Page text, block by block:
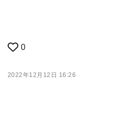
0
2022年12月12日 16:26